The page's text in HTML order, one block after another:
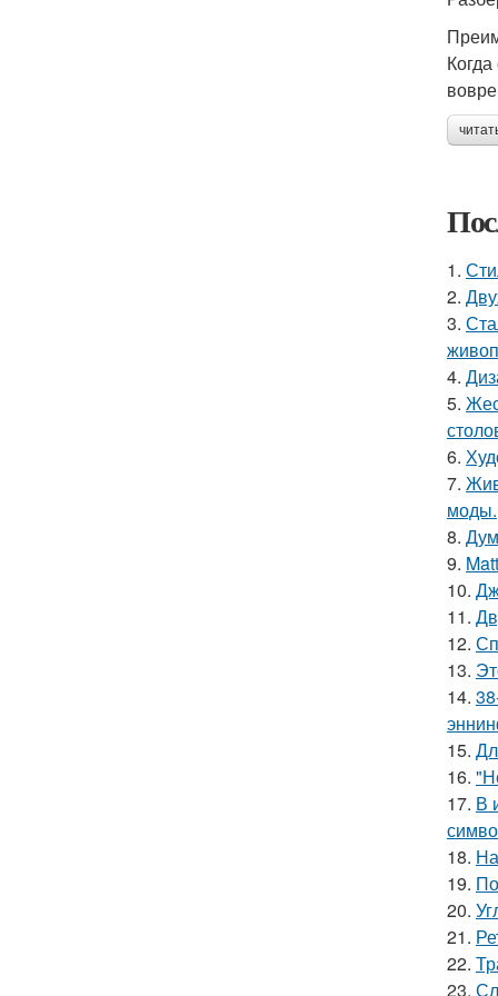
1.
2.
3.
4.
5.
6.
7.
моды.
8.
9.
10.
11.
12.
13.
14.
15.
16.
17. В
18.
19.
20.
21.
22.
23.